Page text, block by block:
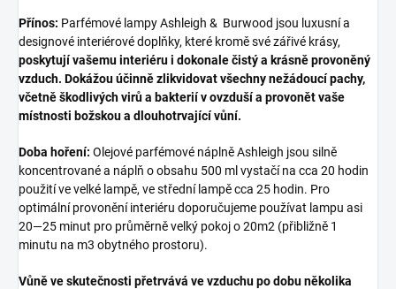
Přínos: Parfémové lampy Ashleigh & Burwood jsou luxusní a
designové interiérové doplňky, které kromě své zářivé krásy,
poskytují vašemu interiéru i dokonale čistý a krásně provoněný
vzduch. Dokážou účinně zlikvidovat všechny nežádoucí pachy,
včetně škodlivých virů a bakterií v ovzduší a provonět vaše
místnosti božskou a dlouhotrvající vůní.
Doba hoření: Olejové parfémové náplně Ashleigh jsou silně
koncentrované a náplň o obsahu 500 ml vystačí na cca 20 hodin
použití ve velké lampě, ve střední lampě cca 25 hodin. Pro
optimální provonění interiéru doporučujeme používat lampu asi
20—25 minut pro průměrně velký pokoj o 20m2 (přibližně 1
minutu na m3 obytného prostoru).
Vůně ve skutečnosti přetrvává ve vzduchu po dobu několika